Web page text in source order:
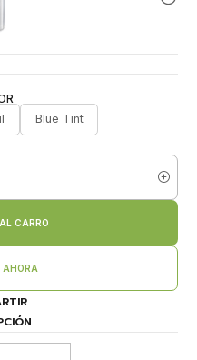
Blue Tint
CARRO
AHORA